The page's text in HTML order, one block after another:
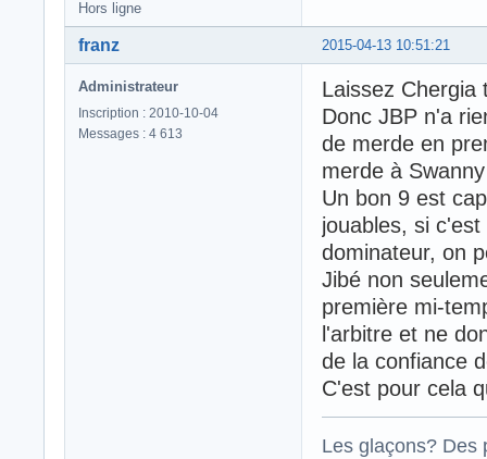
Hors ligne
2015-04-13 10:51:21
franz
Administrateur
Inscription : 2010-10-04
Messages : 4 613
Laissez
Donc JBP n'a
de merde en
merde à
Un bon 9 est
jouables, si
dominateur, on
Jibé non
première mi-
l'arbitre et ne
de la confiance
C'est pour cela
Les glaçons? Des